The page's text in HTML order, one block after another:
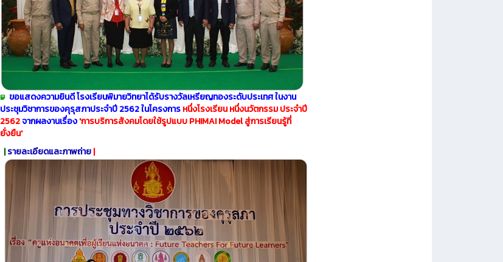
ขอแสดงความยินดี โรงเรียนพิมายวิทยาได้รับรางวัลเหรียญทองระดับประเทศ ในงาน
ประชุมวิชาการของคุรุสภาประจำปี 2562 ในโครงการหนึ่งโรงเรียน หนึ่งนวัตกรรม ประจำปี
2562จากผลงานเรื่อง'การบริการสังคมโดยใช้รูปแบบ PHIMAI Model สู่การเรียนรู้ที่
ยั่งยืน'
|รายละเอียดและภาพถ่าย|​​